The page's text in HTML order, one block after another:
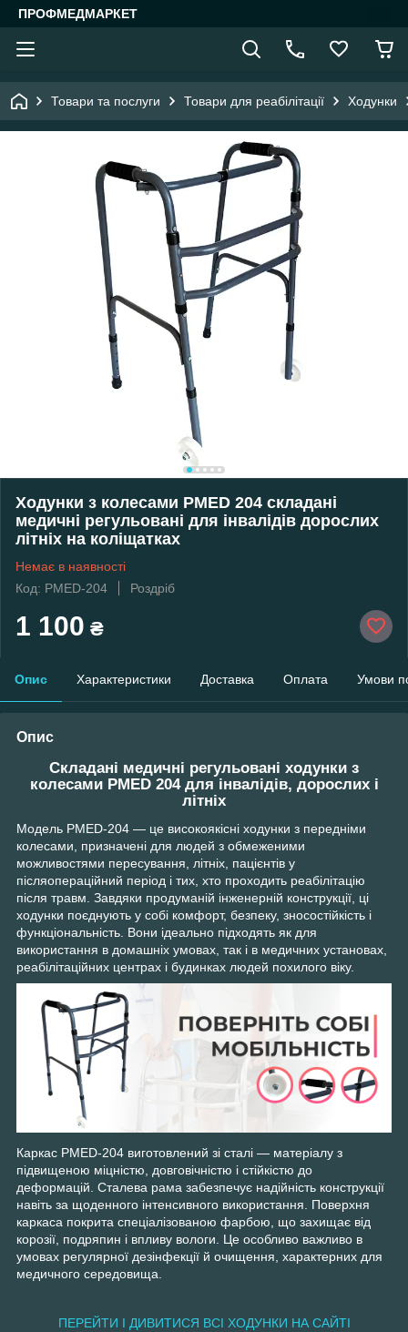
ПРОФМЕДМАРКЕТ
Товари та послуги Товари для реабілітації Ходунки
Ходунки з колесами PMED 204 складані
медичні регульовані для інвалідів дорослих
літніх на коліщатках
Немає в наявності
Код: PMED-204
Роздріб
1 100 ₴
Опис Характеристики Доставка Оплата Умови
Опис
Складані медичні регульовані ходунки з
колесами PMED 204 для інвалідів, дорослих і
літніх
Модель PMED-204 — це високоякісні ходунки з передніми
колесами, призначені для людей з обмеженими
можливостями пересування, літніх, пацієнтів у
післяопераційний період і тих, хто проходить реабілітацію
після травм. Завдяки продуманій інженерній конструкції, ці
ходунки поєднують у собі комфорт, безпеку, зносостійкість і
функціональність. Вони ідеально підходять як для
використання в домашніх умовах, так і в медичних установах,
реабілітаційних центрах і будинках людей похилого віку.
Каркас PMED-204 виготовлений зі сталі — матеріалу з
підвищеною міцністю, довговічністю і стійкістю до
деформацій. Сталева рама забезпечує надійність конструкції
навіть за щоденного інтенсивного використання. Поверхня
каркаса покрита спеціалізованою фарбою, що захищає від
корозії, подряпин і впливу вологи. Це особливо важливо в
умовах регулярної дезінфекції й очищення, характерних для
медичного середовища.
ПЕРЕЙТИ І ДИВИТИСЯ ВСІ ХОДУНКИ НА САЙТІ